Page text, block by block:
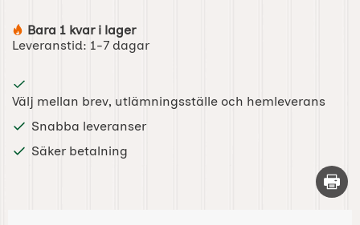
Tillgänglighet:
Bara 1 kvar i lager
Leveranstid: 1-7 dagar
Välj mellan brev, utlämningsställe och hemleverans
Snabba leveranser
Säker betalning
Skriv